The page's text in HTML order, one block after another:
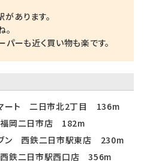
あります。
パーも近く買い物も楽です。
マート 二日市北2丁目 136m
岡二日市店 182m
ブン 西鉄二日市駅東店 230m
鉄二日市駅西口店 356m